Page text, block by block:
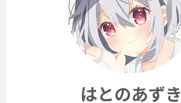
はとのあずき